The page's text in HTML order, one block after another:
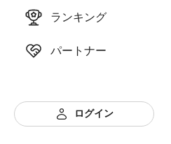
ランキング
パートナー
ログイン